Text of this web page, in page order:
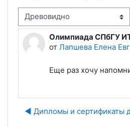
отображения
Олимпиада СПбГУ
от Лапшева Елена
Количество ответов:
Еще раз хочу
◀︎ Дипломы и сертификаты